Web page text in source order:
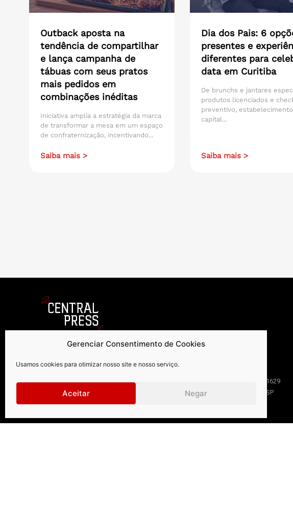
Gerenciar Consentimento de Cookies
Usamos cookies para otimizar nosso site e nosso serviço.
Aceitar Negar
Outback aposta na
tendência de compartilhar
e lança campanha de
tábuas com seus pratos
mais pedidos em
combinações inéditas
Iniciativa amplia a estratégia da marca
de transformar a mesa em um espaço
de confraternização, incentivando...
Saiba mais >
Dia dos Pais: 6
presentes e
diferentes para
data em Curitiba
De brunchs e jantares
produtos licenciados e
preventivo,
capital...
Saiba mais >
Curitiba.
Rua Petit Carneiro, 1122 | 9º andar
Água Verde | Curitiba | PR |
CEP: 80240050
Rua Gomes de Carvalho, 1629
Vila Olímpia | São Paulo | SP